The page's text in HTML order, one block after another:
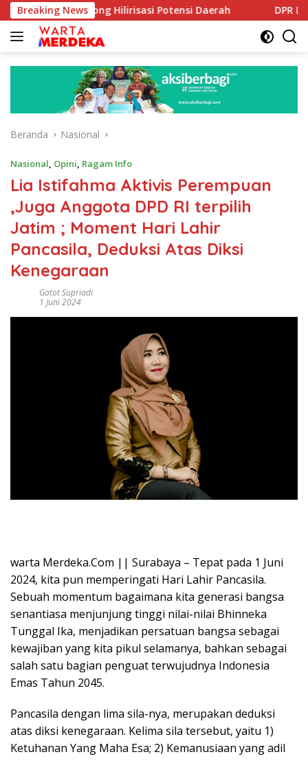
Langsung
ke
konten
Breaking News
Dorong Hilirisasi Potensi Daerah DPR Dorong
Beranda Nasional
Nasional, Opini, Ragam Info
Lia Istifahma Aktivis Perempuan
,Juga Anggota DPD RI terpilih
Jatim ; Moment Hari Lahir
Pancasila, Deduksi Atas Diksi
Kenegaraan
Gatot Supriadi
1 Juni 2024
warta Merdeka.Com || Surabaya – Tepat pada 1 Juni
2024, kita pun memperingati Hari Lahir Pancasila.
Sebuah momentum bagaimana kita generasi bangsa
senantiasa menjunjung tinggi nilai-nilai Bhinneka
Tunggal Ika, menjadikan persatuan bangsa sebagai
kewajiban yang kita pikul selamanya, bahkan sebagai
salah satu bagian penguat terwujudnya Indonesia
Emas Tahun 2045.
Pancasila dengan lima sila-nya, merupakan deduksi
atas diksi kenegaraan. Kelima sila tersebut, yaitu 1)
Ketuhanan Yang Maha Esa; 2) Kemanusiaan yang adil